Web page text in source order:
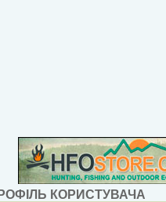
КОРИСТУВАЧА